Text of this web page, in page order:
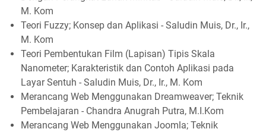
M. Kom
Teori Fuzzy; Konsep dan Aplikasi - Saludin Muis, Dr., Ir.,
M. Kom
Teori Pembentukan Film (Lapisan) Tipis Skala
Nanometer; Karakteristik dan Contoh Aplikasi pada
Layar Sentuh - Saludin Muis, Dr., Ir., M. Kom
Merancang Web Menggunakan Dreamweaver; Teknik
Pembelajaran - Chandra Anugrah Putra, M.I.Kom
Merancang Web Menggunakan Joomla; Teknik